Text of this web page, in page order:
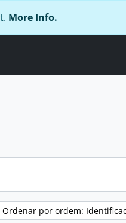
More Info.
Ordenar por ordem: